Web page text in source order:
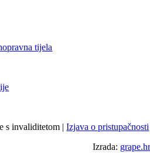
tijela
s invaliditetom |Izjava o pristupačnosti
Izrada: grape.hr